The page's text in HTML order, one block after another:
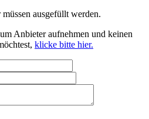
ausgefüllt werden.
Anbieter aufnehmen und keinen
klicke bitte hier.